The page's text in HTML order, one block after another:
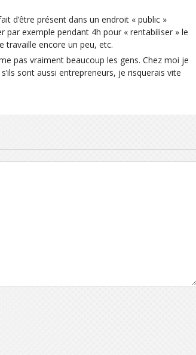
d’être présent dans un endroit « public »
par exemple pendant 4h pour « rentabiliser » le
travaille encore un peu, etc.
pas vraiment beaucoup les gens. Chez moi je
sont aussi entrepreneurs, je risquerais vite